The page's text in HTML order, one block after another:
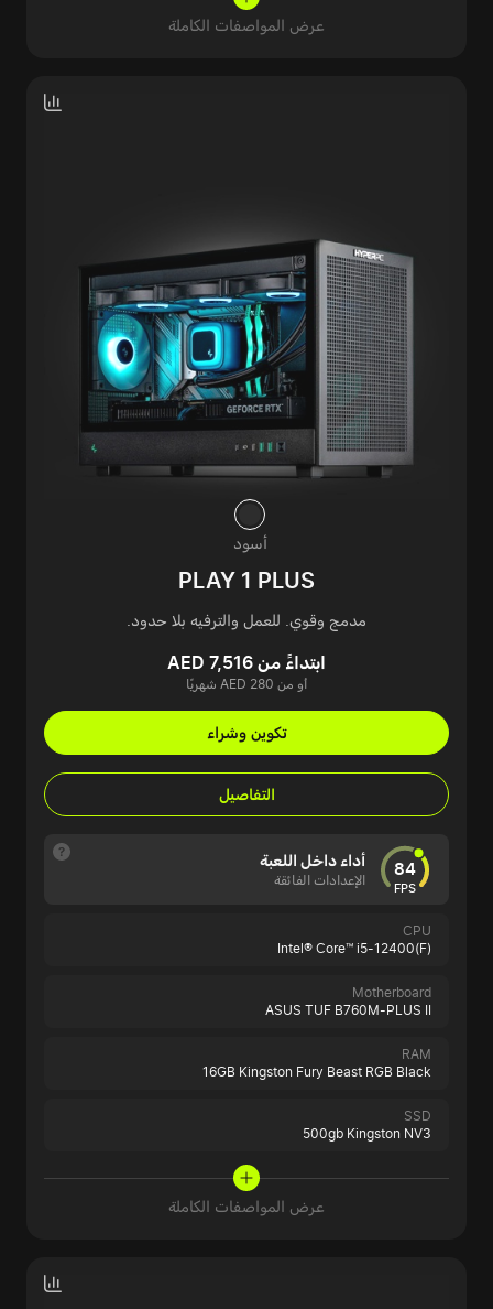
عرض المواصفات الكاملة
أسود
PLAY 1 PLUS
مدمج وقوي. للعمل والترفيه بلا حدود.
ابتداءً من AED 7,516
أو من AED 280 شهريًا
تكوين وشراء
التفاصيل
84
FPS
أداء داخل اللعبة
الإعدادات الفائقة
CPU
Intel® Core™ i5-12400(F)
Motherboard
ASUS TUF B760M-PLUS II
RAM
16GB Kingston Fury Beast RGB Black
SSD
500gb Kingston NV3
عرض المواصفات الكاملة